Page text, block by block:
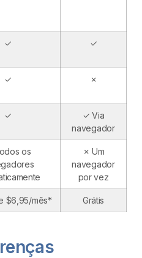
✓ ✓
✓ ✗
✓
✓ Via
navegador
os
✗ Um
navegador
por vez
$6,95/mês* Grátis